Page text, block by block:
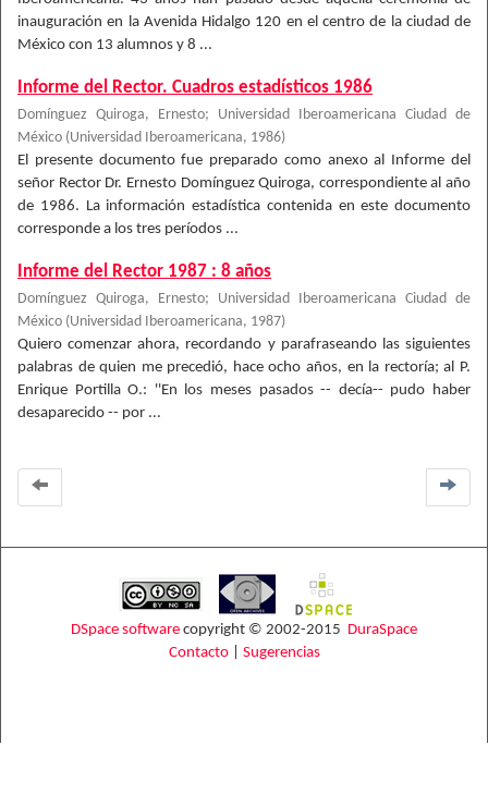
inauguración en la Avenida Hidalgo 120 en el centro de la ciudad de
México con 13 alumnos y 8 ...
Informe del Rector. Cuadros estadísticos 1986
Domínguez Quiroga, Ernesto; Universidad Iberoamericana Ciudad de
México (Universidad Iberoamericana, 1986)
El presente documento fue preparado como anexo al Informe del
señor Rector Dr. Ernesto Domínguez Quiroga, correspondiente al año
de 1986. La información estadística contenida en este documento
corresponde a los tres períodos ...
Informe del Rector 1987 : 8 años
Domínguez Quiroga, Ernesto; Universidad Iberoamericana Ciudad de
México (Universidad Iberoamericana, 1987)
Quiero comenzar ahora, recordando y parafraseando las siguientes
palabras de quien me precedió, hace ocho años, en la rectoría; al P.
Enrique Portilla O.: ''En los meses pasados -- decía-- pudo haber
desaparecido -- por ...
DSpace software copyright © 2002-2015 DuraSpace
Contacto| Sugerencias